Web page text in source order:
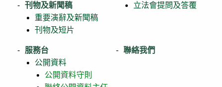
刊物及新聞稿
重要演辭及新聞稿
刊物及短片
立法會提問及答覆
服務台
公開資料
公開資料守則
聯絡我們